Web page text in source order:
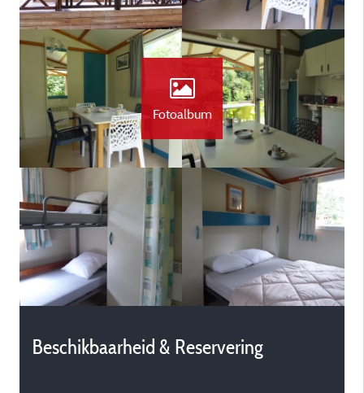
Fotoalbum
Beschikbaarheid & Reservering